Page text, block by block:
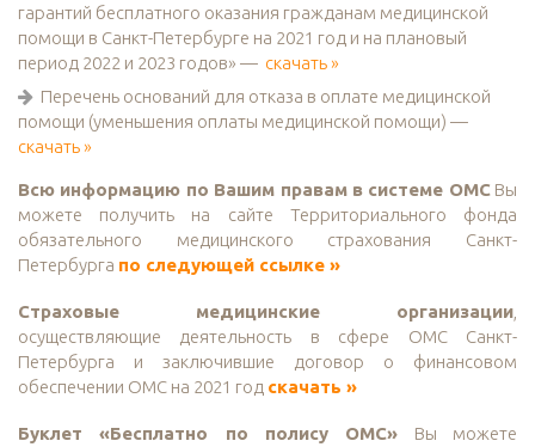
гарантий бесплатного оказания гражданам медицинской
помощи в Санкт-Петербурге на 2021 год и на плановый
период 2022 и 2023 годов» — скачать »
Перечень оснований для отказа в оплате медицинской
помощи (уменьшения оплаты медицинской помощи) —
скачать »
Всю информацию по Вашим правам в системе ОМСВы
можете получить на сайте Территориального фонда
обязательного медицинского страхования Санкт-
Петербурга по следующей ссылке »
Страховые медицинские организации,
осуществляющие деятельность в сфере ОМС Санкт-
Петербурга и заключившие договор о финансовом
обеспечении ОМС на 2021 год скачать »
Буклет «Бесплатно по полису ОМС» Вы можете